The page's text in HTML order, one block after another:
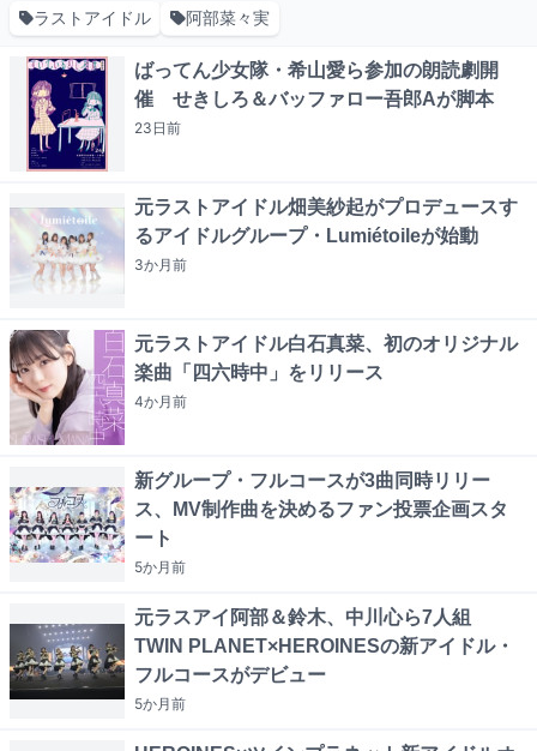
ラストアイドル 阿部菜々実
ばってん少女隊・希山愛ら参加の朗読劇開
催 せきしろ＆バッファロー吾郎Aが脚本
23日前
元ラストアイドル畑美紗起がプロデュースす
るアイドルグループ・Lumiétoileが始動
3か月前
元ラストアイドル白石真菜、初のオリジナル
楽曲「四六時中」をリリース
4か月前
新グループ・フルコースが3曲同時リリー
ス、MV制作曲を決めるファン投票企画スタ
ート
5か月前
元ラスアイ阿部＆鈴木、中川心ら7人組
TWIN PLANET×HEROINESの新アイドル・
フルコースがデビュー
5か月前